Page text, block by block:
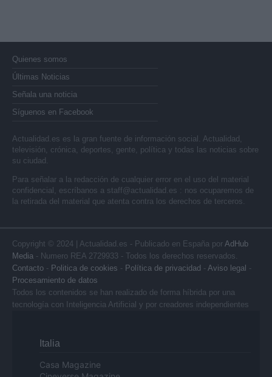
Quienes somos
Últimas Noticias
Señala una noticia
Síguenos en Facebook
Actualidad.es es la gran fuente de información social. Actualidad,
televisión, crónica, deportes, gente, política y todas las noticias sobre
su ciudad.
Para señalar a la redacción de cualquier error en el uso del material
confidencial, escríbanos a staff@actualidad.es : nos ocuparemos de
la retirada del material que atenta contra los derechos de terceros.
Copyright © 2024 | Actualidad.es - Publicado en España por AdHub
Media - Numero REA 2729933 - Todos los derechos reservados.
Contacto - Politica de cookies - Política de privacidad - Aviso legal -
Procesamiento de datos
Todos los contenidos se han realizado de forma híbrida por una
tecnología con Inteligencia Artificial y por creadores independientes
Italia
Casa Magazine